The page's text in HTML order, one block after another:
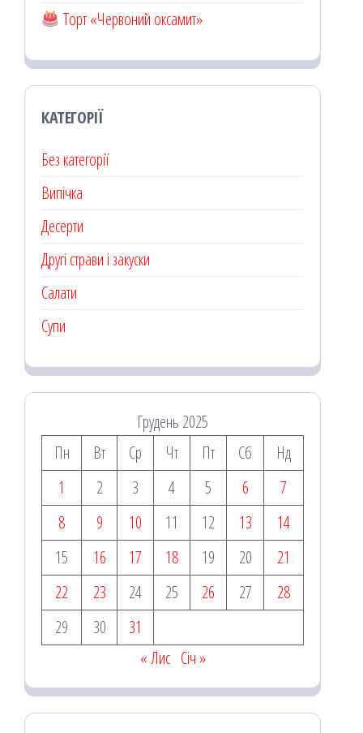
Торт «Червоний оксамит»
КАТЕГОРІЇ
Без категорії
Випічка
Десерти
Другі страви і закуски
Салати
Супи
Грудень 2025
Пн
Вт Ср Чт Пт Сб
Нд
1
2 3 4 5 6
7
8
9 10 11 12 13
14
15
16 17 18 19 20
21
22
23 24 25 26 27
28
29
30
31
« Лис Січ »